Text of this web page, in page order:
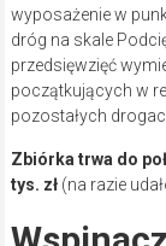
wyposażenie w
dróg na skale
przedsięwzięć
początkujących w
pozostałych
Zbiórka trwa do
tys. zł (na razie